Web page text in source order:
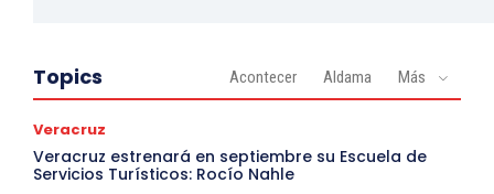
Topics Acontecer Aldama Más
Veracruz
Veracruz estrenará en septiembre su Escuela de
Servicios Turísticos: Rocío Nahle